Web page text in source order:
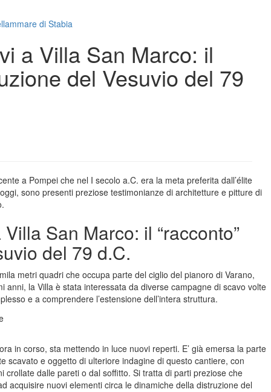
di Stabia
a Villa San Marco: il
del Vesuvio del 79
a Pompei che nel I secolo a.C. era la meta preferita dall’élite
sono presenti preziose testimonianze di architetture e pitture di
San Marco: il “racconto”
del 79 d.C.
metri quadri che occupa parte del ciglio del pianoro di Varano,
anni, la Villa è stata interessata da diverse campagne di scavo volte
e a comprendere l’estensione dell’intera struttura.
in corso, sta mettendo in luce nuovi reperti. E’ già emersa la parte
scavato e oggetto di ulteriore indagine di questo cantiere, con
crollate dalle pareti o dal soffitto. Si tratta di parti preziose che
acquisire nuovi elementi circa le dinamiche della distruzione del